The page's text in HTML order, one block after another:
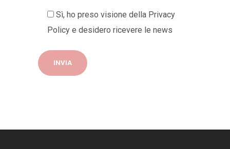
Sì, ho preso visione della Privacy
Policy e desidero ricevere le news